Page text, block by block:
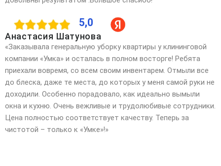
5,0
Анастасия Шатунова
«Заказывала генеральную уборку квартиры у клининговой
компании «Умка» и осталась в полном восторге! Ребята
приехали вовремя, со всем своим инвентарем. Отмыли все
до блеска, даже те места, до которых у меня самой руки не
доходили. Особенно порадовало, как идеально вымыли
окна и кухню. Очень вежливые и трудолюбивые сотрудники.
Цена полностью соответствует качеству. Теперь за
чистотой – только к «Умке»!»